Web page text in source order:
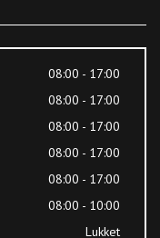
08:00 - 17:00
08:00 - 17:00
08:00 - 17:00
08:00 - 17:00
08:00 - 17:00
08:00 - 10:00
Lukket